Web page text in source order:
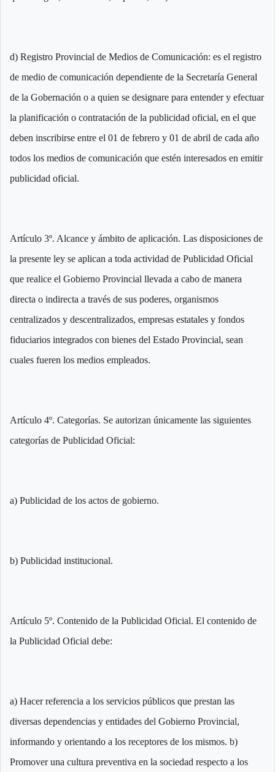
d) Registro Provincial de Medios de Comunicación: es el registro
de medio de comunicación dependiente de la Secretaría General
de la Gobernación o a quien se designare para entender y efectuar
la planificación o contratación de la publicidad oficial, en el que
deben inscribirse entre el 01 de febrero y 01 de abril de cada año
todos los medios de comunicación que estén interesados en emitir
publicidad oficial.
Artículo 3º. Alcance y ámbito de aplicación. Las disposiciones de
la presente ley se aplican a toda actividad de Publicidad Oficial
que realice el Gobierno Provincial llevada a cabo de manera
directa o indirecta a través de sus poderes, organismos
centralizados y descentralizados, empresas estatales y fondos
fiduciarios integrados con bienes del Estado Provincial, sean
cuales fueren los medios empleados.
Artículo 4º. Categorías. Se autorizan únicamente las siguientes
categorías de Publicidad Oficial:
a) Publicidad de los actos de gobierno.
b) Publicidad institucional.
Artículo 5º. Contenido de la Publicidad Oficial. El contenido de
la Publicidad Oficial debe:
a) Hacer referencia a los servicios públicos que prestan las
diversas dependencias y entidades del Gobierno Provincial,
informando y orientando a los receptores de los mismos. b)
Promover una cultura preventiva en la sociedad respecto a los